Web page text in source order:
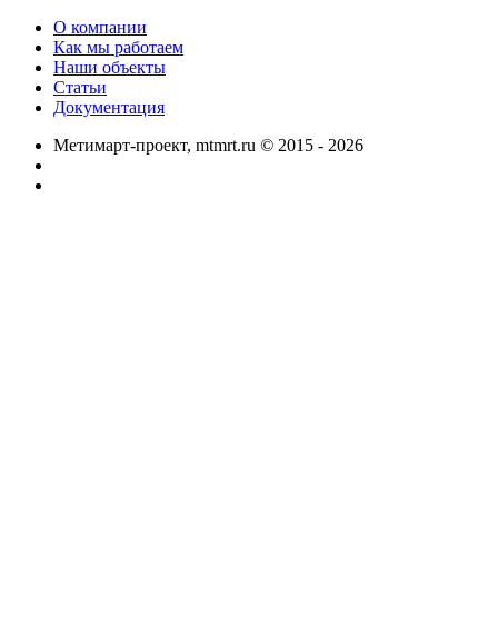
О компании
Как мы работаем
Наши объекты
Статьи
Документация
Метимарт-проект, mtmrt.ru © 2015 - 2026